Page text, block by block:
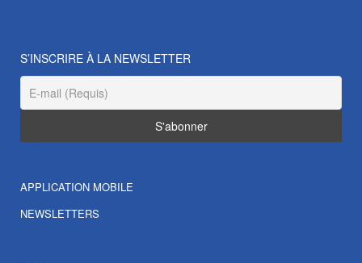
S’INSCRIRE À LA NEWSLETTER
APPLICATION MOBILE
NEWSLETTERS